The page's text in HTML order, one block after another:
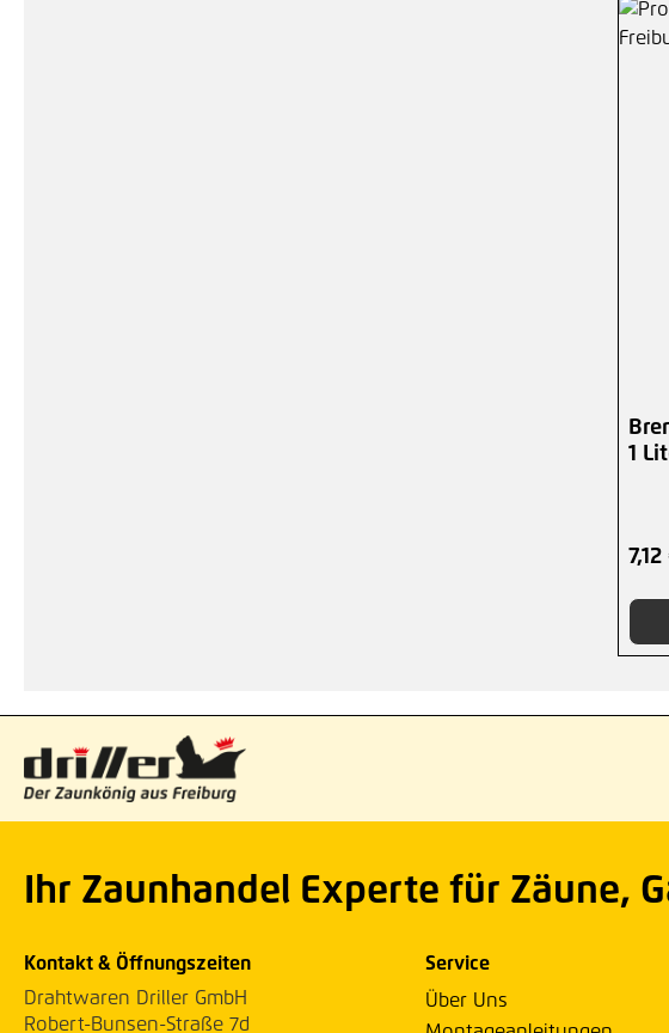
1
Ihr Zaunhandel Experte für Zäune,
Kontakt & Öffnungszeiten
Drahtwaren Driller GmbH
Robert-Bunsen-Straße 7d
Service
Über Uns